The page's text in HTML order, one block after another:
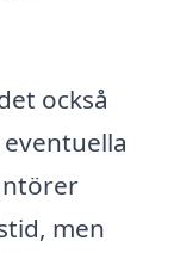
också
men